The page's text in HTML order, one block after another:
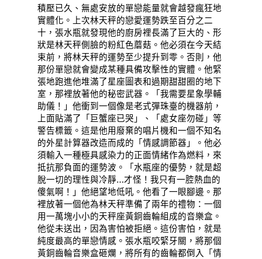
積壓已久、無處安放的單戀能量就會越發瘋狂地
實體化。上次林天秤的戀愛運勢跌至百分之二
十，張水瓶就發現他的廚房裡長滿了巨大的、形
狀是林天秤側臉的粉紅色蘑菇。他必須在今天結
束前，將林天秤的運勢至少提升到零。否則，他
那份單戀就會變成某種具備攻擊性的實體。他緊
張地跑進他堆滿了星座圖表和過期甜甜圈的地下
室，那裡放著他的秘密武器。「我需要星象學輔
助儀！」他衝到一個像是老式彈珠臺的機器前，
上面貼滿了「巨蟹座已哭」、「處女座勿碰」等
警告標籤。這是他用廢棄的唱片機和一個不知名
的外星計算器改造而成的「情感調節器」。他必
須輸入一種極具感染力的正面情緒作為燃料，來
抵抗那負面的運勢波。「水瓶座的優勢，就是超
脫一切的理性與冷靜…才怪！我只有一腔熱血的
傻氣啊！」他絕望地低吼。他看了一眼腳邊。那
裡放著一個他為林天秤準備了兩年的禮物：一個
用一萬塊小小的天秤座黃銅齒輪組成的音樂盒。
他從未送出，因為害怕被拒絕。這份害怕，就是
純度最高的單戀情感。張水瓶咬緊牙關，將那個
黃銅齒輪音樂盒砸爛，將所有的齒輪都倒入「情